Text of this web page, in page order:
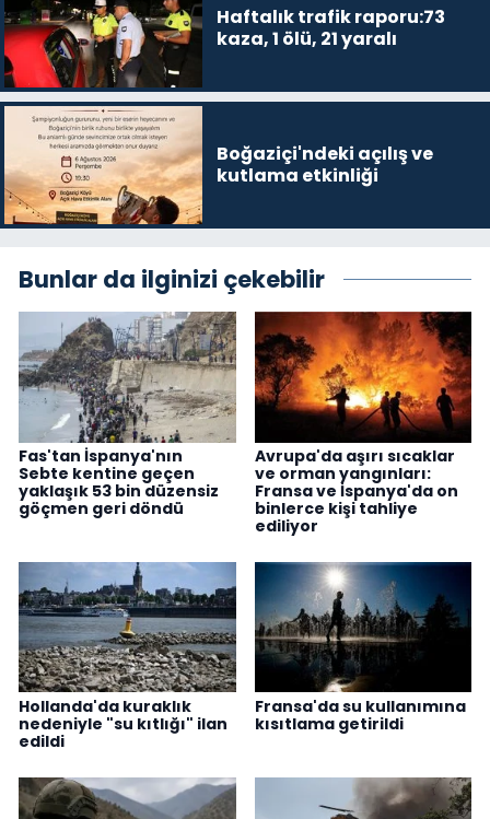
Haftalık trafik raporu:73
kaza, 1 ölü, 21 yaralı
Boğaziçi'ndeki açılış ve
kutlama etkinliği
Bunlar da ilginizi çekebilir
Fas'tan İspanya'nın
Sebte kentine geçen
yaklaşık 53 bin düzensiz
göçmen geri döndü
Avrupa'da aşırı sıcaklar
ve orman yangınları:
Fransa ve İspanya'da on
binlerce kişi tahliye
ediliyor
Hollanda'da kuraklık
nedeniyle "su kıtlığı" ilan
edildi
Fransa'da su kullanımına
kısıtlama getirildi